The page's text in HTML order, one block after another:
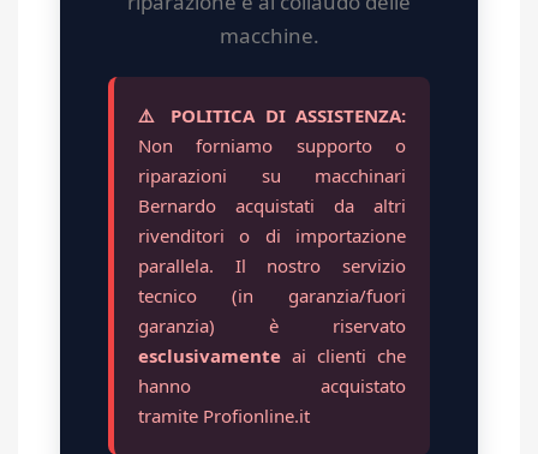
macchine.
⚠️ POLITICA DI ASSISTENZA:
Non forniamo supporto o
riparazioni su macchinari
Bernardo acquistati da altri
rivenditori o di importazione
parallela. Il nostro servizio
tecnico (in garanzia/fuori
garanzia) è riservato
esclusivamente ai clienti che
hanno acquistato
tramite Profionline.it